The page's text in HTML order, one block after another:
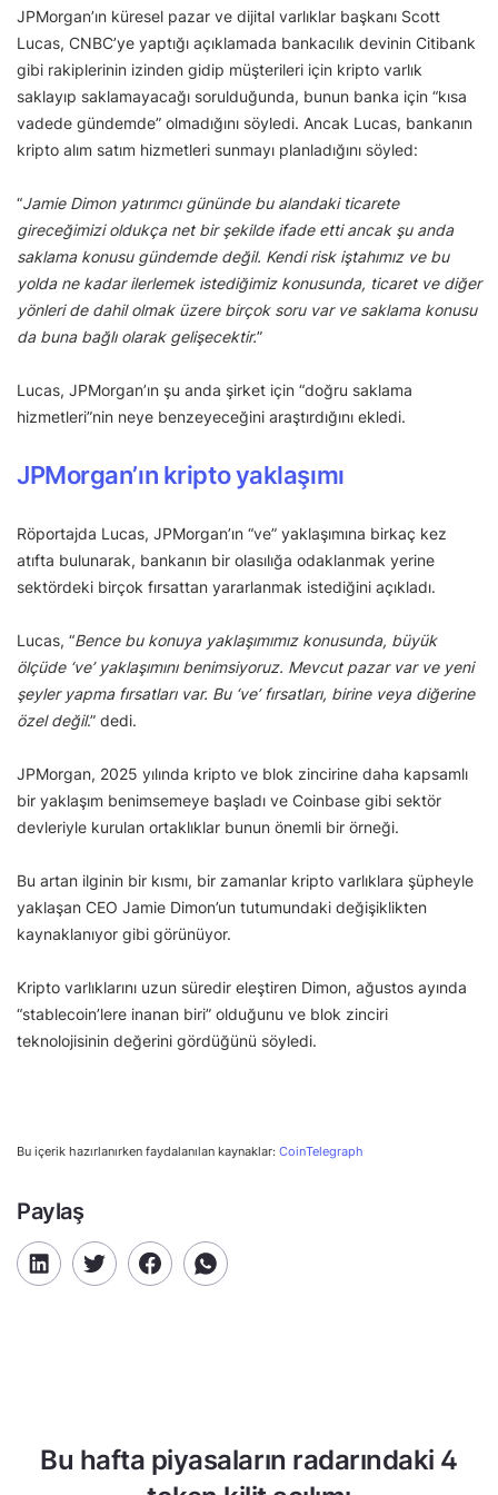
JPMorgan’ın küresel pazar ve dijital varlıklar başkanı Scott
Lucas, CNBC’ye yaptığı açıklamada bankacılık devinin Citibank
gibi rakiplerinin izinden gidip müşterileri için kripto varlık
saklayıp saklamayacağı sorulduğunda, bunun banka için “kısa
vadede gündemde” olmadığını söyledi. Ancak Lucas, bankanın
kripto alım satım hizmetleri sunmayı planladığını söyled:
“Jamie Dimon yatırımcı gününde bu alandaki ticarete
gireceğimizi oldukça net bir şekilde ifade etti ancak şu anda
saklama konusu gündemde değil. Kendi risk iştahımız ve bu
yolda ne kadar ilerlemek istediğimiz konusunda, ticaret ve diğer
yönleri de dahil olmak üzere birçok soru var ve saklama konusu
da buna bağlı olarak gelişecektir.”
Lucas, JPMorgan’ın şu anda şirket için “doğru saklama
hizmetleri”nin neye benzeyeceğini araştırdığını ekledi.
JPMorgan’ın kripto yaklaşımı
Röportajda Lucas, JPMorgan’ın “ve” yaklaşımına birkaç kez
atıfta bulunarak, bankanın bir olasılığa odaklanmak yerine
sektördeki birçok fırsattan yararlanmak istediğini açıkladı.
Lucas, “Bence bu konuya yaklaşımımız konusunda, büyük
ölçüde ‘ve’ yaklaşımını benimsiyoruz. Mevcut pazar var ve yeni
şeyler yapma fırsatları var. Bu ‘ve’ fırsatları, birine veya diğerine
özel değil.” dedi.
JPMorgan, 2025 yılında kripto ve blok zincirine daha kapsamlı
bir yaklaşım benimsemeye başladı ve Coinbase gibi sektör
devleriyle kurulan ortaklıklar bunun önemli bir örneği.
Bu artan ilginin bir kısmı, bir zamanlar kripto varlıklara şüpheyle
yaklaşan CEO Jamie Dimon’un tutumundaki değişiklikten
kaynaklanıyor gibi görünüyor.
Kripto varlıklarını uzun süredir eleştiren Dimon, ağustos ayında
“stablecoin’lere inanan biri” olduğunu ve blok zinciri
teknolojisinin değerini gördüğünü söyledi.
Bu içerik hazırlanırken faydalanılan kaynaklar: CoinTelegraph
Paylaş
Bu hafta piyasaların radarındaki 4